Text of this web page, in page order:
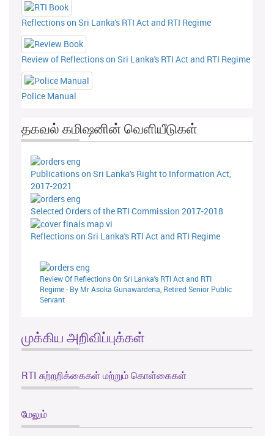
Reflections on Sri Lanka's RTI Act and RTI Regime
Review of Reflections on Sri Lanka's RTI Act and RTI Regime
Police Manual
தகவல் கமிஷனின் வெளியீடுகள்
Publications on Sri Lanka's Right to Information Act,
2017-2021
Selected Orders of the RTI Commission 2017-2018
Reflections on Sri Lanka's RTI Act and RTI Regime
Review Of Reflections On Sri Lanka's RTI Act and RTI
Regime - By Mr Asoka Gunawardena, Retired Senior Public
Servant
முக்கிய அறிவிப்புக்கள்
RTI சுற்றறிக்கைகள் மற்றும் கொள்கைகள்
மேலும்